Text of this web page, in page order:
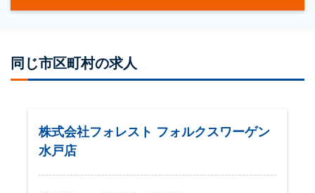
同じ市区町村の求人
株式会社フォレスト フォルクスワーゲン
水戸店